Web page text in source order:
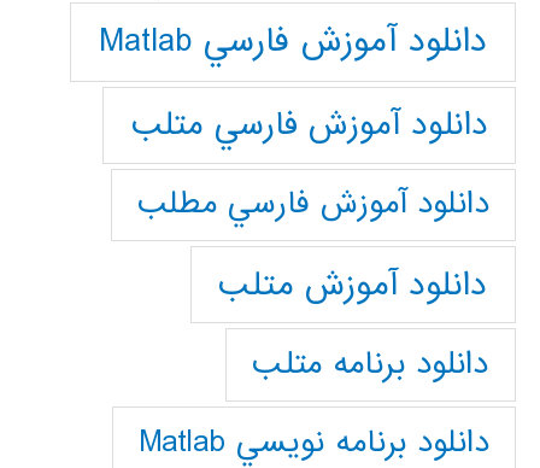
دانلود آموزش فارسي Matlab
دانلود آموزش فارسي متلب
دانلود آموزش فارسي مطلب
دانلود آموزش متلب
دانلود برنامه متلب
دانلود برنامه نويسي Matlab